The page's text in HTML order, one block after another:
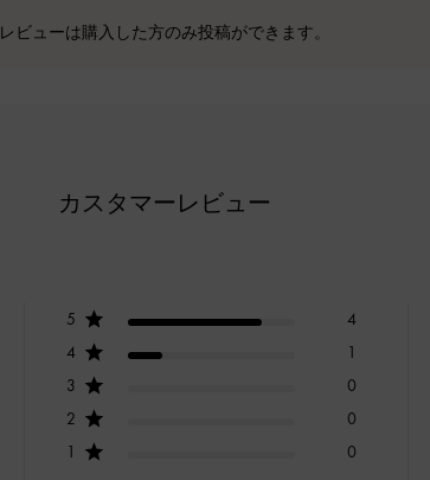
レビューは購入した方のみ投稿ができます。
カスタマーレビュー
5
4
4
1
3
0
2
0
1
0